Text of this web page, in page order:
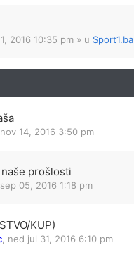
2016 10:35 pm » u Sport1.ba
14, 2016 3:50 pm
prošlosti
05, 2016 1:18 pm
KUP)
ned jul 31, 2016 6:10 pm